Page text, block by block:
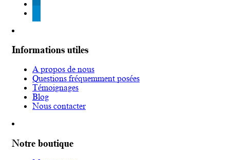
Informations utiles
A propos de nous
Questions fréquemment posées
Témoignages
Blog
Nous contacter
Notre boutique